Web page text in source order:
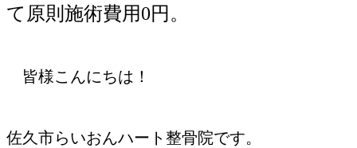
て原則施術費用0円。
皆様こんにちは！
佐久市らいおんハート整骨院です。